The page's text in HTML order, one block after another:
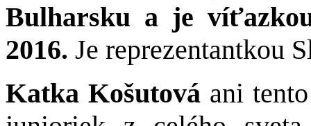
Bulharsku a je
2016. Je reprezentantkou
Katka Košutová ani